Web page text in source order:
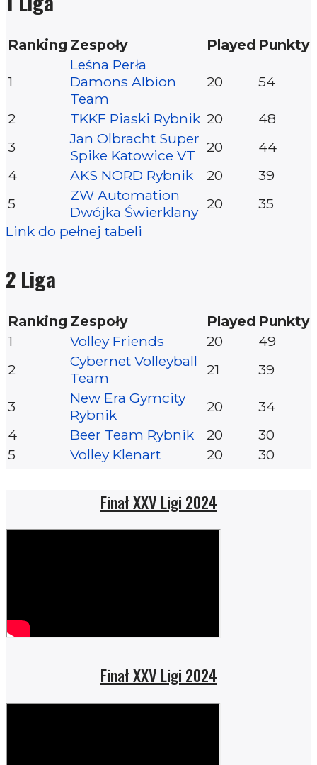
Ranking Zespoły Played Punkty
1
Leśna Perła
Damons Albion
Team
20 54
2 TKKF Piaski Rybnik 20
48
3
Jan Olbracht Super
Spike Katowice VT
20
44
4
AKS NORD Rybnik 20
39
5
ZW Automation
Dwójka Świerklany 20
35
Link do pełnej tabeli
2 Liga
Ranking Zespoły Played Punkty
1
Volley Friends 20
49
2
Cybernet Volleyball
Team
21 39
3
New Era Gymcity
Rybnik
20
34
4
Beer Team Rybnik 20
30
5
Volley Klenart 20 30
Finał XXV Ligi 2024
Finał XXV Ligi 2024